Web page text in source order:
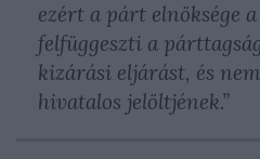
ezért a párt elnöksége
felfüggeszti a
kizárási eljárást, és
hivatalos jelöltjének.”